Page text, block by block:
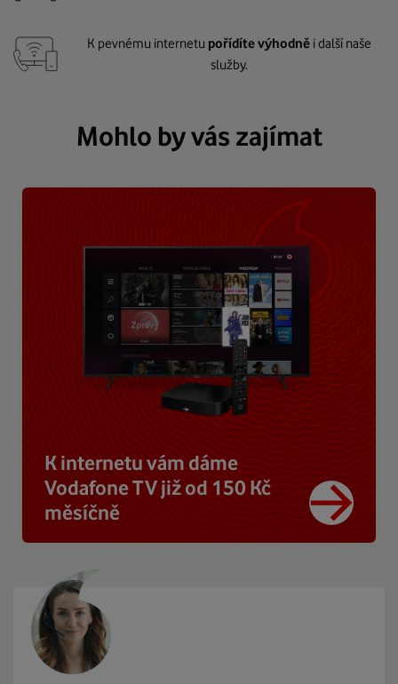
K pevnému internetu pořídíte výhodně i další naše
služby.
Mohlo by vás zajímat
K internetu vám dáme
Vodafone TV již od 150 Kč
měsíčně